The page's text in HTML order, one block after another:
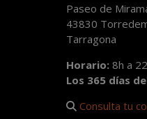
Paseo de
43830
Tarragona
Horario: 8h a
Los 365 días
Consulta tu